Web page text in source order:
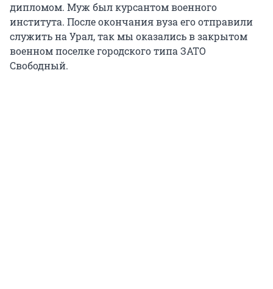
дипломом. Муж был курсантом военного
института. После окончания вуза его отправили
служить на Урал, так мы оказались в закрытом
военном поселке городского типа ЗАТО
Свободный.